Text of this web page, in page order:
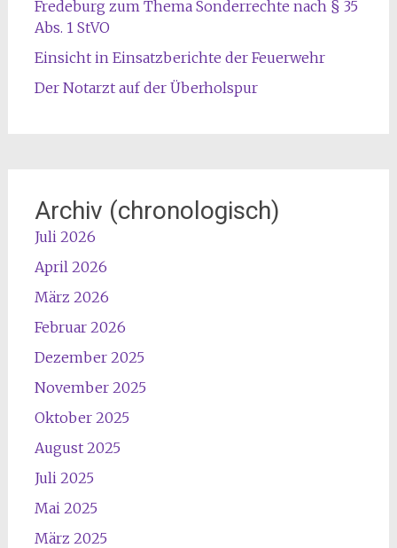
Fredeburg zum Thema Sonderrechte nach § 35
Abs. 1 StVO
Einsicht in Einsatzberichte der Feuerwehr
Der Notarzt auf der Überholspur
Archiv (chronologisch)
Juli 2026
April 2026
März 2026
Februar 2026
Dezember 2025
November 2025
Oktober 2025
August 2025
Juli 2025
Mai 2025
März 2025